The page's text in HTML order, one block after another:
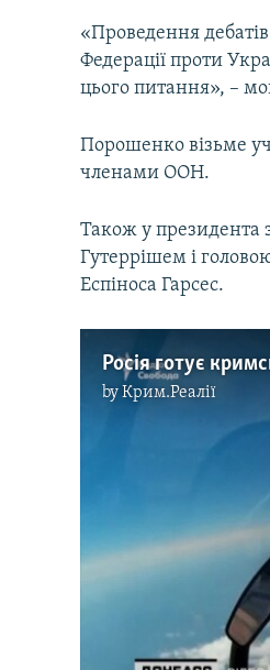
«Проведення
Федерації проти
цього питання», –
Порошенко візьме
членами ООН.
Також у президента
Гутеррішем і
Еспіноса Гарсес.
Росія готує
byКрим.Реалії